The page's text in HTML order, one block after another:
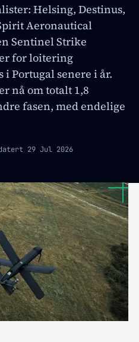
Helsing, Destinus,
Aeronautical
Sentinel Strike
for loitering
Portugal senere i år.
nå om totalt 1,8
fasen, med endelige
29 Jul 2026